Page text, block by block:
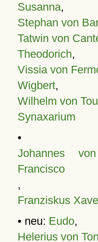
Susanna,
Stephan von
Tatwin von
Theodorich,
Vissia von
Wigbert,
Wilhelm von
Synaxarium
•
Johannes
Francisco
,
Franziskus
• neu: Eudo,
Helerius von